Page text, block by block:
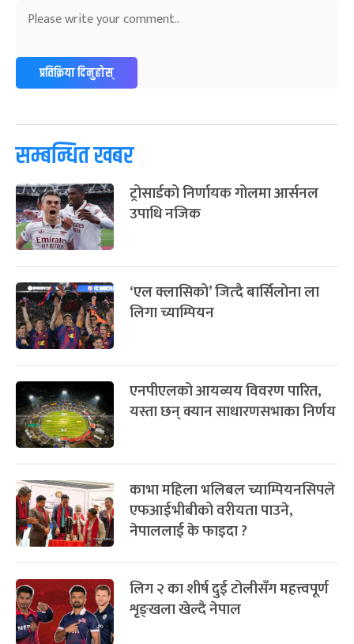
प्रतिक्रिया दिनुहोस्
सम्बन्धित खबर
ट्रोसार्डको निर्णायक गोलमा आर्सनल
उपाधि नजिक
‘एल क्लासिको’ जित्दै बार्सिलोना ला
लिगा च्याम्पियन
एनपीएलको आयव्यय विवरण पारित,
यस्ता छन् क्यान साधारणसभाका निर्णय
काभा महिला भलिबल च्याम्पियनसिपले
एफआईभीबीको वरीयता पाउने,
नेपाललाई के फाइदा ?
लिग २ का शीर्ष दुई टोलीसँग महत्त्वपूर्ण
शृङ्खला खेल्दै नेपाल